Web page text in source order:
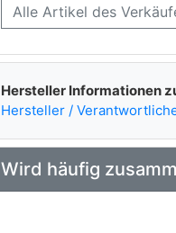
Alle Artikel des
Hersteller Informationen
Hersteller /
Wird häufig